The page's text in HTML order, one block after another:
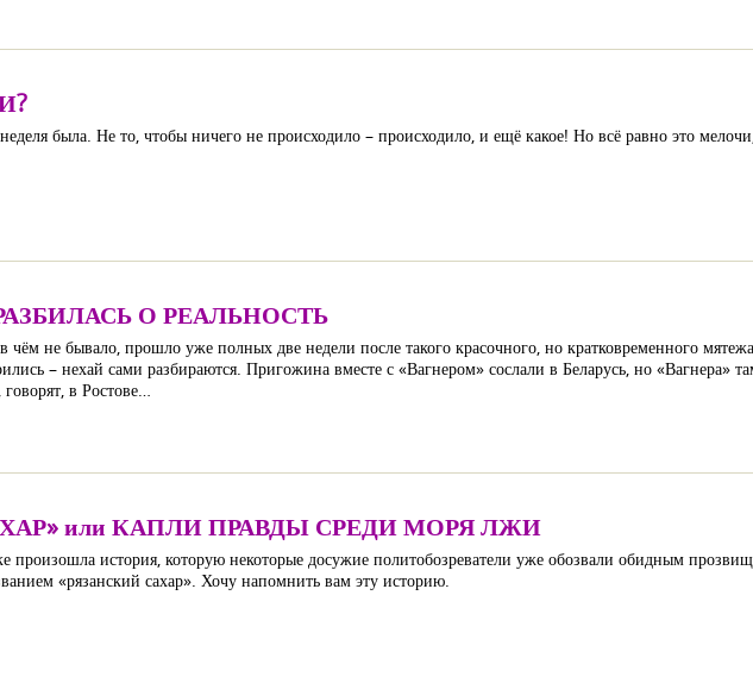
была. Не то, чтобы ничего не происходило – происходило, и ещё какое! Но всё равно это
О РЕАЛЬНОСТЬ
чём не бывало, прошло уже полных две недели после такого красочного, но кратковременного
– нехай сами разбираются. Пригожина вместе с «Вагнером» сослали в Беларусь, но «Вагнера»
в Ростове…
или КАПЛИ ПРАВДЫ СРЕДИ МОРЯ ЛЖИ
произошла история, которую некоторые досужие политобозреватели уже обозвали обидным
«рязанский сахар». Хочу напомнить вам эту историю.